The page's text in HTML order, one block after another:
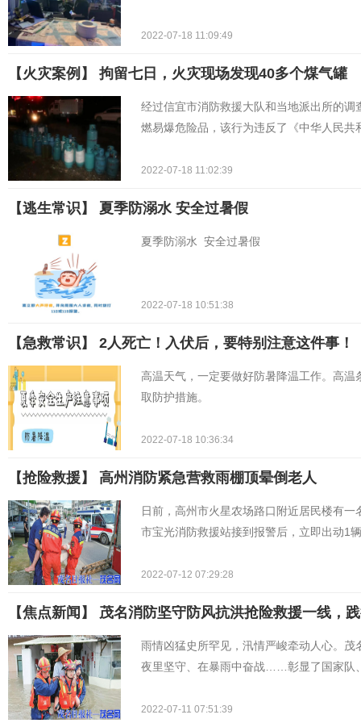
2022-07-18 11:09:49
【火灾案例】 拘留七日，火灾现场发现40多个煤气罐
经过信宜市消防救援大队和当地派出所的
燃易爆危险品，该行为违反了《中华人民
2022-07-18 11:02:39
【逃生常识】 夏季防溺水 安全过暑假
夏季防溺水 安全过暑假
2022-07-18 10:51:38
【急救常识】 2人死亡！入伏后，要特别注意这件事！
高温天气，一定要做好防暑降温工作。高
取防护措施。
2022-07-18 10:36:34
【抢险救援】 ​高州消防紧急营救雨棚顶晕倒老人
日前，高州市火星农场路口附近居民楼有
市宝光消防救援站接到报警后，立即出动1
2022-07-12 07:29:28
【焦点新闻】 茂名消防坚守防风抗洪抢险救援一线，
雨情凶猛史所罕见，汛情严峻牵动人心。
夜里坚守、在暴雨中奋战……彰显了国家队
2022-07-11 07:51:39